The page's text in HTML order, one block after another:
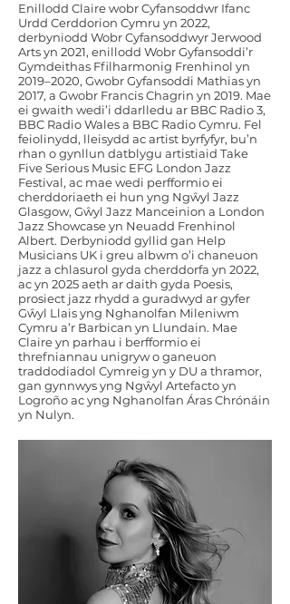
Enillodd Claire wobr Cyfansoddwr Ifanc
Urdd Cerddorion Cymru yn 2022,
derbyniodd Wobr Cyfansoddwyr Jerwood
Arts yn 2021, enillodd Wobr Gyfansoddi’r
Gymdeithas Ffilharmonig Frenhinol yn
2019–2020, Gwobr Gyfansoddi Mathias yn
2017, a Gwobr Francis Chagrin yn 2019. Mae
ei gwaith wedi’i ddarlledu ar BBC Radio 3,
BBC Radio Wales a BBC Radio Cymru. Fel
feiolinydd, lleisydd ac artist byrfyfyr, bu’n
rhan o gynllun datblygu artistiaid Take
Five Serious Music EFG London Jazz
Festival, ac mae wedi perfformio ei
cherddoriaeth ei hun yng Ngŵyl Jazz
Glasgow, Gŵyl Jazz Manceinion a London
Jazz Showcase yn Neuadd Frenhinol
Albert. Derbyniodd gyllid gan Help
Musicians UK i greu albwm o’i chaneuon
jazz a chlasurol gyda cherddorfa yn 2022,
ac yn 2025 aeth ar daith gyda Poesis,
prosiect jazz rhydd a guradwyd ar gyfer
Gŵyl Llais yng Nghanolfan Mileniwm
Cymru a’r Barbican yn Llundain. Mae
Claire yn parhau i berfformio ei
threfniannau unigryw o ganeuon
traddodiadol Cymreig yn y DU a thramor,
gan gynnwys yng Ngŵyl Artefacto yn
Logroño ac yng Nghanolfan Áras Chrónáin
yn Nulyn.